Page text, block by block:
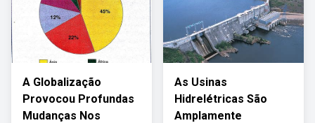
A Globalização
Provocou Profundas
Mudanças Nos
As Usinas
Hidrelétricas São
Amplamente